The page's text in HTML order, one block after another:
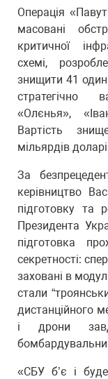
Операція
масовані
критичної
схемі,
знищити 41
стратегічно
«Олєнья»,
Вартість
мільярдів
За
керівництво
підготовку та
Президента
підготовка
секретності:
заховані в
стали
дистанційного
і дрони
«СБУ б’є і